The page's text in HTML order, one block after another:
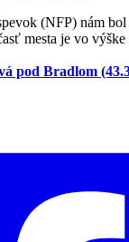
(NFP) nám
mesta je vo výške
pod Bradlom